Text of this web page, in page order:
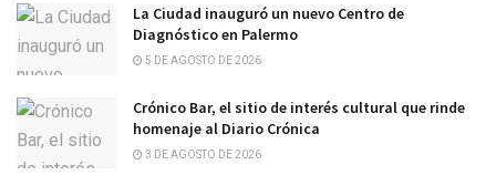
La Ciudad inauguró un nuevo Centro de
Diagnóstico en Palermo
5 DE AGOSTO DE 2026
Crónico Bar, el sitio de interés cultural que rinde
homenaje al Diario Crónica
3 DE AGOSTO DE 2026